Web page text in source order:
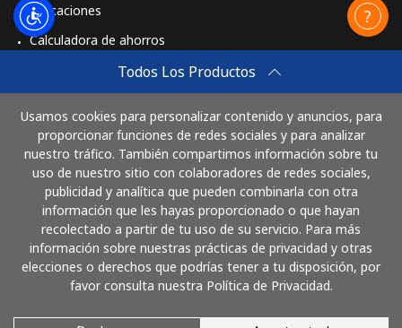
Todos Los Productos
Usamos cookies para personalizar contenido y anuncios, para
proporcionar funciones de redes sociales y para analizar
nuestro tráfico. También compartimos información sobre tu
uso de nuestro sitio con colaboradores de redes sociales,
publicidad y analítica que pueden combinarla con otra
información que les hayas proporcionado o que hayan
recolectado a partir de tu uso de su servicio. Para más
información sobre nuestras prácticas de privacidad y otras
elecciones o derechos que podrías tener a tu disposición, por
favor consulta nuestra Política de Privacidad.
Aplicaciones
Calculadora de ahorros
Comprar
Cómo funciona
Paga con